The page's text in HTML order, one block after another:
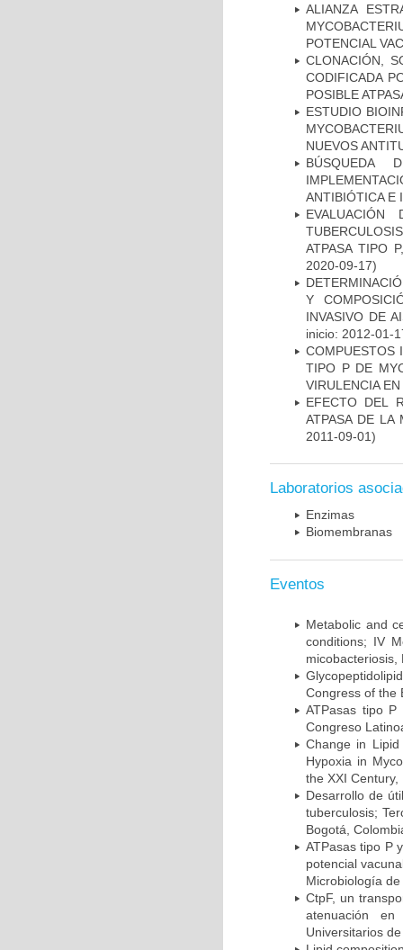
ALIANZA
POTENCIAL
CLONACIÓN,
CODIFICADA
POSIBLE
ESTUDIO
NUEVOS
BÚSQUEDA
ANTIBIÓTICA E
ATPASA TIPO
2020-09-17)
Y
INVASIVO DE
inicio: 2012-01-
COMPUESTOS
TIPO P DE
VIRULENCIA
EFECTO DEL
ATPASA DE LA
2011-09-01)
Laboratorios
Enzimas
Biomembranas
Eventos
Metabolic and
conditions; IV
micobacteriosis,
Congress of the
ATPasas tipo P
Congreso
Change in
Hypoxia in
the XXI
Desarrollo de
tuberculosis;
Bogotá,
ATPasas tipo P
potencial
Microbiología
CtpF, un
atenuación
Universitarios